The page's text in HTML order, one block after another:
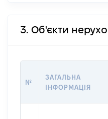
3. Об'єкти
№
ЗАГАЛЬНА
ІНФОРМАЦІЯ